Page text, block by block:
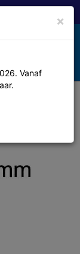
(nr
×
Vanaf